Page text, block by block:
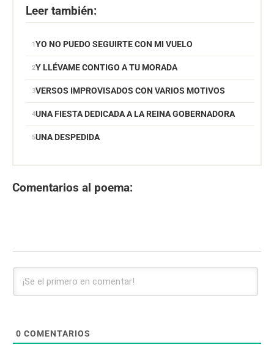
Leer también:
YO NO PUEDO SEGUIRTE CON MI VUELO
Y LLÉVAME CONTIGO A TU MORADA
VERSOS IMPROVISADOS CON VARIOS MOTIVOS
UNA FIESTA DEDICADA A LA REINA GOBERNADORA
UNA DESPEDIDA
Comentarios al poema:
0 COMENTARIOS